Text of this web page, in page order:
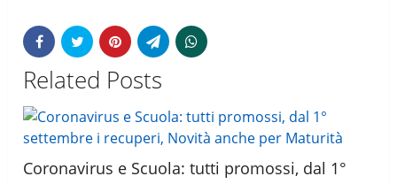
Related Posts
Coronavirus e Scuola: tutti promossi, dal 1°